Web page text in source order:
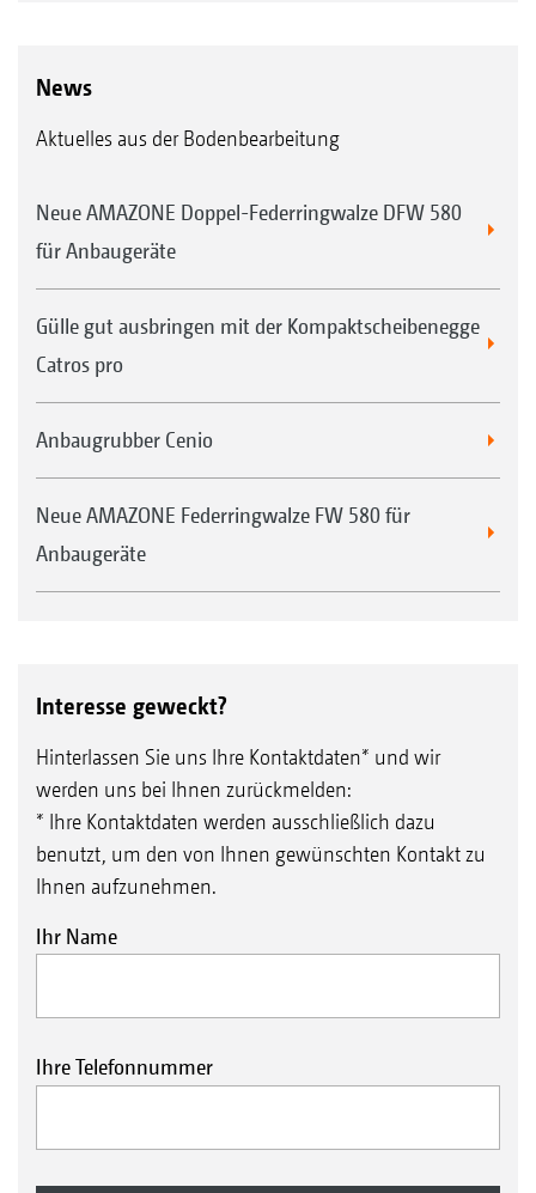
News
Aktuelles aus der Bodenbearbeitung
Neue AMAZONE Doppel-Federringwalze DFW 580
für Anbaugeräte
Gülle gut ausbringen mit der Kompaktscheibenegge
Catros pro
Anbaugrubber Cenio
Neue AMAZONE Federringwalze FW 580 für
Anbaugeräte
Interesse geweckt?
Hinterlassen Sie uns Ihre Kontaktdaten* und wir
werden uns bei Ihnen zurückmelden:
* Ihre Kontaktdaten werden ausschließlich dazu
benutzt, um den von Ihnen gewünschten Kontakt zu
Ihnen aufzunehmen.
Ihr Name
Ihre Telefonnummer